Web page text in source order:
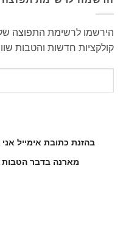
הירשמו לרשימת התפוצה
קולקציות חדשות והטבות
בהזנת כתובת אימייל
מארנה בדבר הטבות